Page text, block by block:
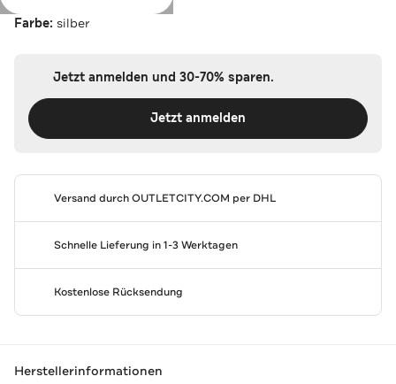
Farbe: silber
Jetzt anmelden und 30-70% sparen.
Jetzt anmelden
Versand durchOUTLETCITY.COM per DHL
Schnelle Lieferung in 1-3 Werktagen
Kostenlose Rücksendung
Herstellerinformationen